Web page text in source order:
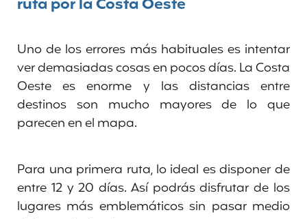
ruta por la Costa Oeste
Uno de los errores más habituales es intentar
ver demasiadas cosas en pocos días. La Costa
Oeste es enorme y las distancias entre
destinos son mucho mayores de lo que
parecen en el mapa.
Para una primera ruta, lo ideal es disponer de
entre 12 y 20 días. Así podrás disfrutar de los
lugares más emblemáticos sin pasar medio